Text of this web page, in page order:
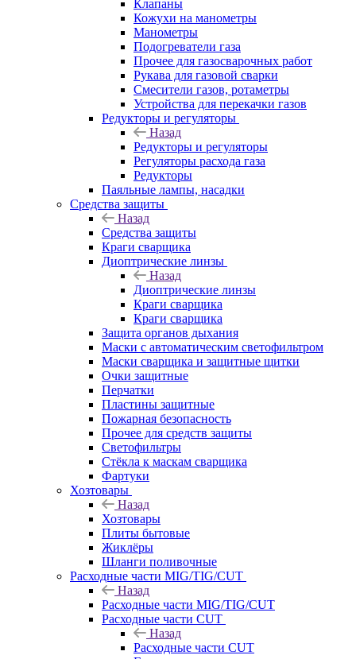
Клапаны
Кожухи на манометры
Манометры
Подогреватели газа
Прочее для газосварочных работ
Рукава для газовой сварки
Смесители газов, ротаметры
Устройства для перекачки газов
Редукторы и регуляторы
Назад
Редукторы и регуляторы
Регуляторы расхода газа
Редукторы
Паяльные лампы, насадки
Средства защиты
Назад
Средства защиты
Краги сварщика
Диоптрические линзы
Назад
Диоптрические линзы
Краги сварщика
Краги сварщика
Защита органов дыхания
Маски с автоматическим светофильтром
Маски сварщика и защитные щитки
Очки защитные
Перчатки
Пластины защитные
Пожарная безопасность
Прочее для средств защиты
Светофильтры
Стёкла к маскам сварщика
Фартуки
Хозтовары
Назад
Хозтовары
Плиты бытовые
Жиклёры
Шланги поливочные
Расходные части MIG/TIG/CUT
Назад
Расходные части MIG/TIG/CUT
Расходные части CUT
Назад
Расходные части CUT